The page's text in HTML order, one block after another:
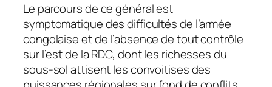
Le parcours de ce général est
symptomatique des difficultés de l’armée
congolaise et de l’absence de tout contrôle
sur l’est de la RDC, dont les richesses du
sous-sol attisent les convoitises des